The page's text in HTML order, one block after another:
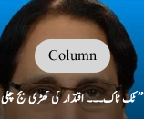
Column
’’ ٹک ٹاک۔۔۔ اقتدار کی گھڑی بج چکی